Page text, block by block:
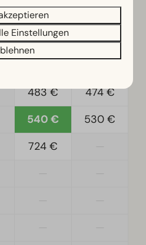
Fr14-08-2026
Mi
Do
483 € 474 €
540 € 530 €
724 €
Einstellungen